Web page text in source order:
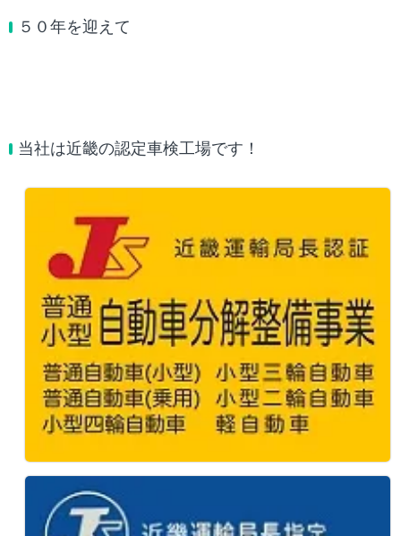
５０年を迎えて
当社は近畿の認定車検工場です！